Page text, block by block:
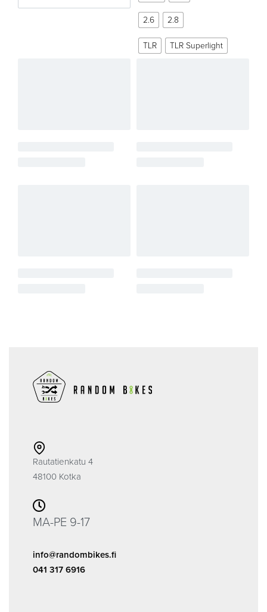
2.6 2.8
TLR TLR Superlight
Rautatienkatu 4
48100 Kotka
MA-PE 9-17
info@randombikes.fi
041 317 6916